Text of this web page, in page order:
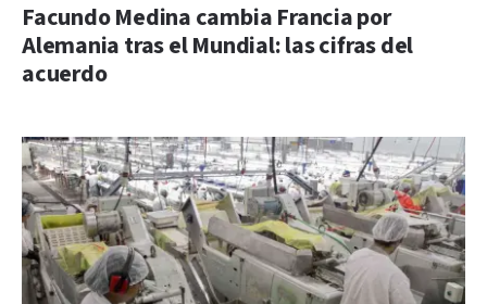
Facundo Medina cambia Francia por
Alemania tras el Mundial: las cifras del
acuerdo